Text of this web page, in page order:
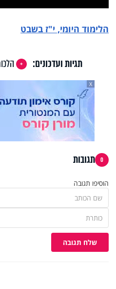
Video
הלימוד היומי, י"ז בשבט
תגיות ועדכונים:
X
0 תגובות
הוסיפו תגובה
שלח תגובה